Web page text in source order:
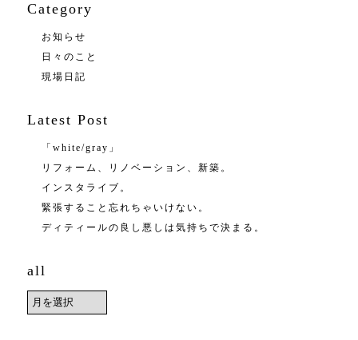
Category
お知らせ
日々のこと
現場日記
Latest Post
「white/gray」
リフォーム、リノベーション、新築。
インスタライブ。
緊張すること忘れちゃいけない。
ディティールの良し悪しは気持ちで決まる。
all